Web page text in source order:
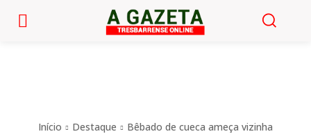
Início Destaque
Bêbado de cueca ameça vizinha